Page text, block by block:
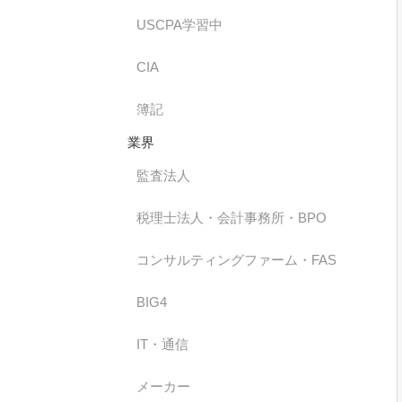
USCPA学習中
CIA
簿記
業界
監査法人
税理士法人・会計事務所・BPO
コンサルティングファーム・FAS
BIG4
IT・通信
メーカー